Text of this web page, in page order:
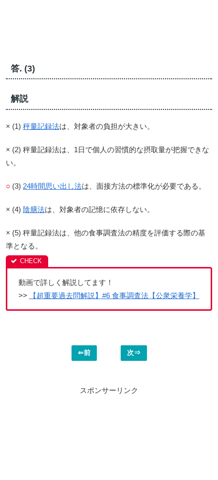
答. (3)
解説
× (1) 秤量記録法は、対象者の負担が大きい。
× (2) 秤量記録法は、1日で個人の習慣的な摂取量が把握できな
い。
○ (3) 24時間思い出し法は、面接方法の標準化が必要である。
× (4) 陰膳法は、対象者の記憶に依存しない。
× (5) 秤量記録法は、他の食事調査法の精度を評価する際の基
準となる。
動画で詳しく解説してます！
>>
【超重要過去問解説】#6 食事調査法【公衆栄養学】
⇐前 次⇒
スポンサーリンク